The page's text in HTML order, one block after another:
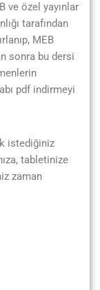
ve özel yayınlar
tarafından
MEB
sonra bu dersi
pdf indirmeyi
istediğiniz
tabletinize
zaman